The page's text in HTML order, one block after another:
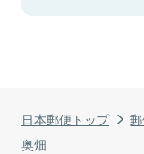
日本郵便トップ
奥畑